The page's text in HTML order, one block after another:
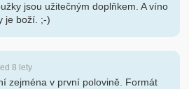
jsou užitečným doplňkem. A víno
je boží. ;-)
8 lety
zejména v první polovině. Formát